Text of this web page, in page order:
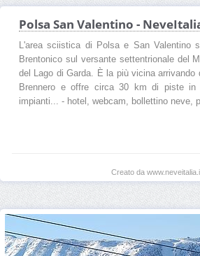
Polsa San Valentino -
L'area sciistica di Polsa e San Valentino
Brentonico sul versante settentrionale del
del Lago di Garda. È la più vicina arrivando
Brennero e offre circa 30 km di piste in
impianti... - hotel, webcam, bollettino neve,
Creato da